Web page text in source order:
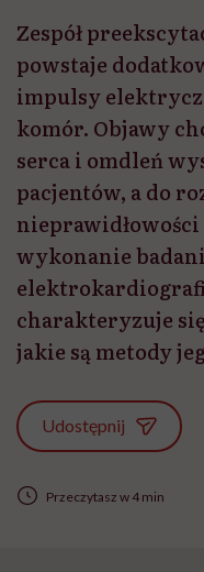
Zespół
powstaje
impulsy
komór. Objawy
serca i omdleń
pacjentów, a do
wykonanie
charakteryzuje
jakie są metody
Udostępnij
Przeczytasz w 4 min